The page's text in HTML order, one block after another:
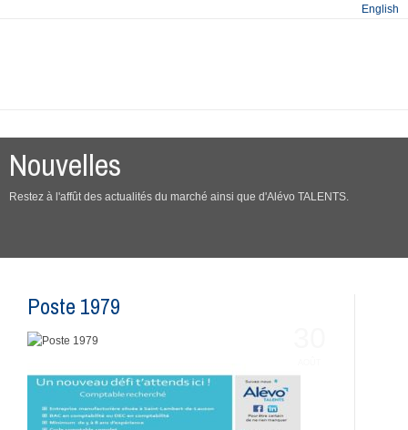
English
Nouvelles
Restez à l'affût des actualités du marché ainsi que d'Alévo TALENTS.
Poste 1979